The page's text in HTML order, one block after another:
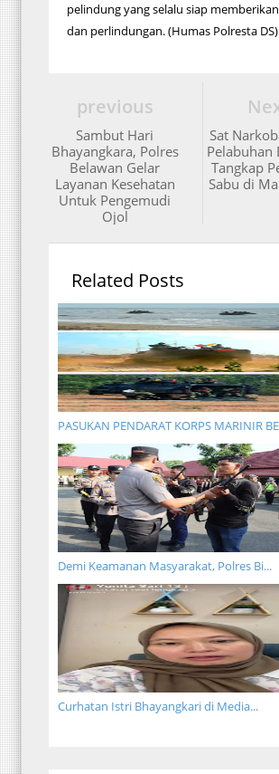
pelindung yang selalu siap
dan perlindungan. (Humas Polresta DS)
Sat
Pelabuhan
Tangkap
Sabu di
previous
Sambut Hari
Bhayangkara, Polres
Belawan Gelar
Layanan Kesehatan
Untuk Pengemudi
Ojol
Related Posts
PASUKAN PENDARAT KORPS MARINIR
Demi Keamanan Masyarakat, Polres Bi...
Curhatan Istri Bhayangkari di Media...